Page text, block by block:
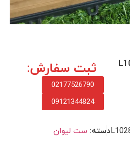
ثبت سفارش:
02177526790
09121344824
دسته: ست لیوان